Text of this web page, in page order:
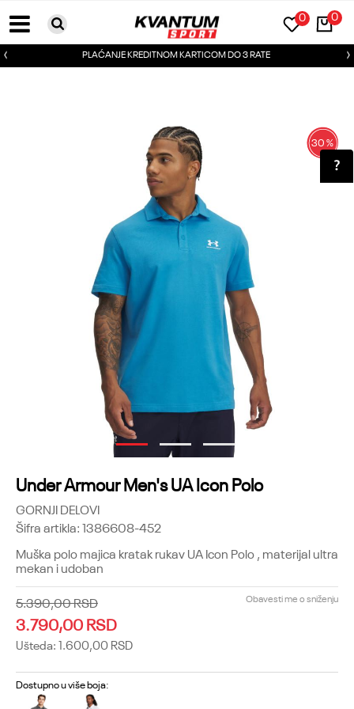
0
0
PLAĆANJE KREDITNOM KARTICOM DO 3 RATE
1 2 3
30%
Under Armour Men's UA Icon Polo
GORNJI DELOVI
Šifra artikla:1386608-452
Muška polo majica kratak rukav UA Icon Polo , materijal ultra
mekan i udoban
5.390,00RSD
3.790,00RSD
Ušteda: 1.600,00 RSD
Obavesti me o sniženju
Dostupno u više boja: